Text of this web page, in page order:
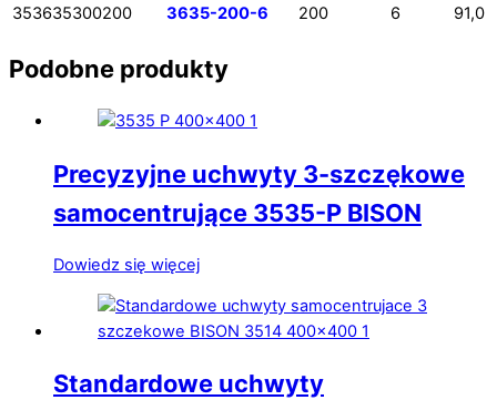
353635300200
3635-200-6 200 6 91,0
Podobne produkty
Precyzyjne uchwyty 3-szczękowe
samocentrujące 3535-P BISON
Dowiedz się więcej
Standardowe uchwyty